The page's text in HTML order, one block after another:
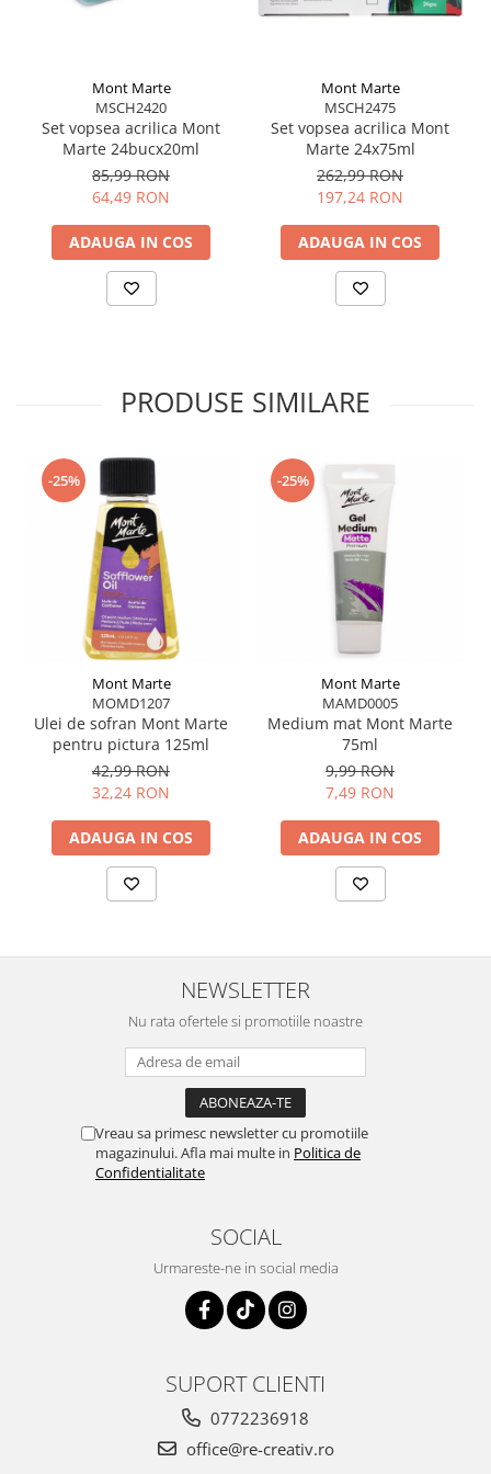
Mont Marte
MSCH2420
Set vopsea acrilica Mont
Marte 24bucx20ml
85,99 RON
64,49 RON
ADAUGA IN COS
Mont Marte
MSCH2475
Set vopsea acrilica Mont
Marte 24x75ml
262,99 RON
197,24 RON
ADAUGA IN COS
PRODUSE SIMILARE
-25%
Mont Marte
MOMD1207
Ulei de sofran Mont Marte
pentru pictura 125ml
42,99 RON
32,24 RON
ADAUGA IN COS
-25%
Mont Marte
MAMD0005
Medium mat Mont Marte
75ml
9,99 RON
7,49 RON
ADAUGA IN COS
NEWSLETTER
Nu rata ofertele si promotiile noastre
Vreau sa primesc newsletter cu promotiile
magazinului. Afla mai multe in Politica de
Confidentialitate
SOCIAL
Urmareste-ne in social media
SUPORT CLIENTI
0772236918
office@re-creativ.ro